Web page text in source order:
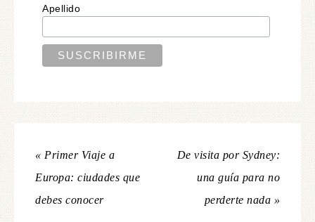
Apellido
« Primer Viaje a
Europa: ciudades que
debes conocer
De visita por Sydney:
una guía para no
perderte nada »